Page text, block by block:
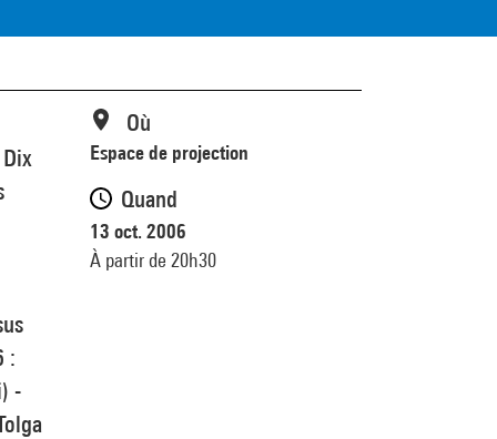
:
-
Où
Espace de projection
Quand
13 oct. 2006
À partir de 20h30